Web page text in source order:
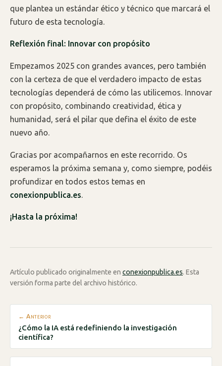
que plantea un estándar ético y técnico que marcará el
futuro de esta tecnología.
Reflexión final: Innovar con propósito
Empezamos 2025 con grandes avances, pero también
con la certeza de que el verdadero impacto de estas
tecnologías dependerá de cómo las utilicemos. Innovar
con propósito, combinando creatividad, ética y
humanidad, será el pilar que defina el éxito de este
nuevo año.
Gracias por acompañarnos en este recorrido. Os
esperamos la próxima semana y, como siempre, podéis
profundizar en todos estos temas en
conexionpublica.es
¡Hasta la próxima!
Artículo publicado originalmente en conexionpublica.es. Esta
versión forma parte del archivo histórico.
← Anterior
¿Cómo la IA está redefiniendo la investigación
científica?